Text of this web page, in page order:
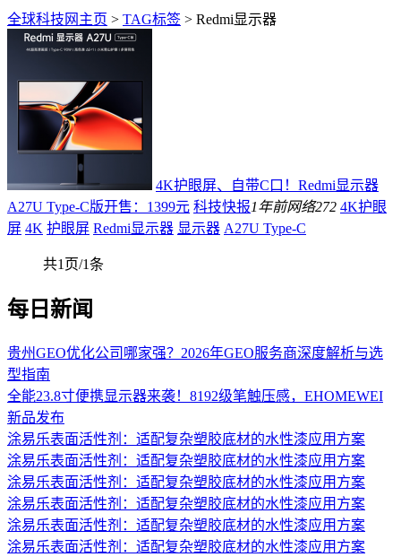
全球科技网主页 > TAG标签 > Redmi显示器
4K护眼屏、自带C口！Redmi显示器
A27U Type-C版开售：1399元 科技快报1年前网络272 4K护眼
屏 4K 护眼屏 Redmi显示器 显示器 A27U Type-C
共1页/1条
每日新闻
贵州GEO优化公司哪家强？2026年GEO服务商深度解析与选
型指南
全能23.8寸便携显示器来袭！8192级笔触压感，EHOMEWEI
新品发布
涂易乐表面活性剂：适配复杂塑胶底材的水性漆应用方案
涂易乐表面活性剂：适配复杂塑胶底材的水性漆应用方案
涂易乐表面活性剂：适配复杂塑胶底材的水性漆应用方案
涂易乐表面活性剂：适配复杂塑胶底材的水性漆应用方案
涂易乐表面活性剂：适配复杂塑胶底材的水性漆应用方案
涂易乐表面活性剂：适配复杂塑胶底材的水性漆应用方案